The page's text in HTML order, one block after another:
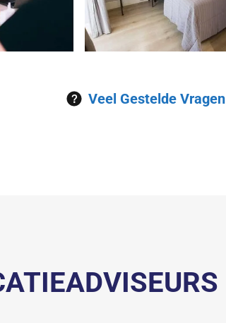
Veel Gestelde Vragen